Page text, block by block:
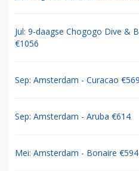
Jul: 9-daagse Chogogo Dive &
€1056
Sep: Amsterdam - Curacao €569
Sep: Amsterdam - Aruba €614
Mei: Amsterdam - Bonaire €594